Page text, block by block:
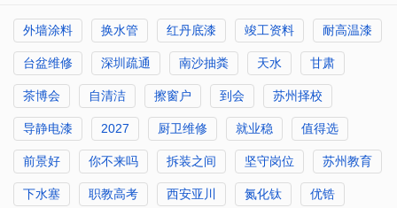
外墙涂料 换水管 红丹底漆 竣工资料 耐高温漆
台盆维修 深圳疏通 南沙抽粪 天水 甘肃
茶博会 自清洁 擦窗户 到会 苏州择校
导静电漆 2027 厨卫维修 就业稳 值得选
前景好 你不来吗 拆装之间 坚守岗位 苏州教育
下水塞 职教高考 西安亚川 氮化钛 优锆